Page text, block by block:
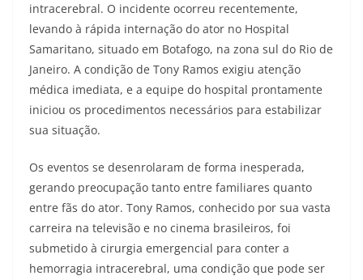
intracerebral. O incidente ocorreu recentemente,
levando à rápida internação do ator no Hospital
Samaritano, situado em Botafogo, na zona sul do Rio de
Janeiro. A condição de Tony Ramos exigiu atenção
médica imediata, e a equipe do hospital prontamente
iniciou os procedimentos necessários para estabilizar
sua situação.
Os eventos se desenrolaram de forma inesperada,
gerando preocupação tanto entre familiares quanto
entre fãs do ator. Tony Ramos, conhecido por sua vasta
carreira na televisão e no cinema brasileiros, foi
submetido à cirurgia emergencial para conter a
hemorragia intracerebral, uma condição que pode ser